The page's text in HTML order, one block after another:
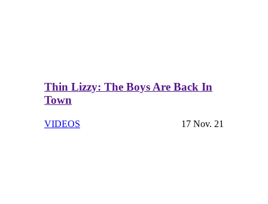
Thin Lizzy: The Boys Are Back In
Town
VIDEOS 17 Nov. 21